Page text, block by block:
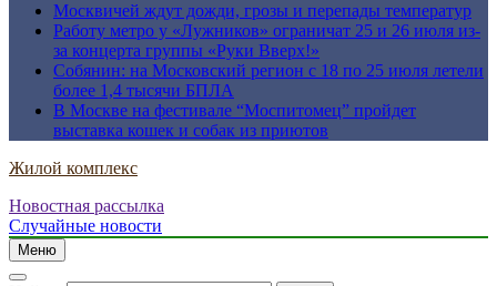
Москвичей ждут дожди, грозы и перепады температур
Работу метро у «Лужников» ограничат 25 и 26 июля из-
за концерта группы «Руки Вверх!»
Собянин: на Московский регион с 18 по 25 июля летели
более 1,4 тысячи БПЛА
В Москве на фестивале “Моспитомец” пройдет
выставка кошек и собак из приютов
Жилой комплекс
Новостная рассылка
Случайные новости
Меню